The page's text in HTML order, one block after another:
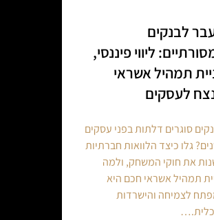
לבנקים
ליווי פיננסי,
תמהיל אשראי
לעסקים
סוגרים דלתות בפני עסקים
גלו כיצד הלוואות חברתיות
את חוקי המשחק, ולמה
תמהיל אשראי חכם היא
לצמיחה והישרדות